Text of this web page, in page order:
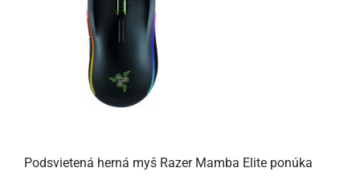
Podsvietená herná myš Razer Mamba Elite ponúka